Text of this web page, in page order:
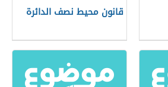
قانون محيط نصف الدائرة